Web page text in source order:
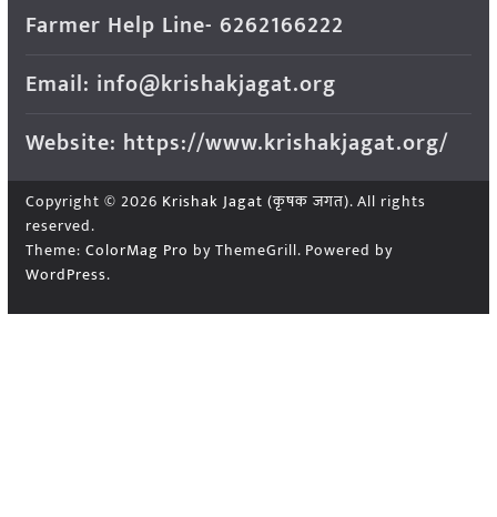
Farmer Help Line- 6262166222
Email: info@krishakjagat.org
Website: https://www.krishakjagat.org/
Copyright © 2026 Krishak Jagat (कृषक जगत). All rights
reserved.
Theme: ColorMag Pro by ThemeGrill. Powered by
WordPress.